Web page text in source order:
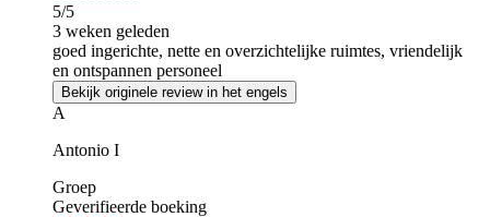
5/5
3 weken geleden
goed ingerichte, nette en overzichtelijke ruimtes, vriendelijk
en ontspannen personeel
Bekijk originele review in het engels
A
Antonio I
Groep
Geverifieerde boeking